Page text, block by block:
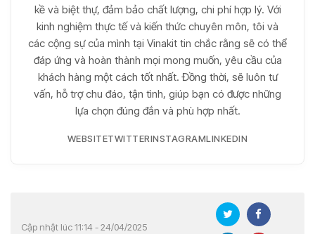
kề và biệt thự, đảm bảo chất lượng, chi phí hợp lý. Với
kinh nghiệm thực tế và kiến thức chuyên môn, tôi và
các cộng sự của mình tại Vinakit tin chắc rằng sẽ có thể
đáp ứng và hoàn thành mọi mong muốn, yêu cầu của
khách hàng một cách tốt nhất. Đồng thời, sẽ luôn tư
vấn, hỗ trợ chu đáo, tận tình, giúp bạn có được những
lựa chọn đúng đắn và phù hợp nhất.
WEBSITETWITTERINSTAGRAMLINKEDIN
Cập nhật lúc 11:14 - 24/04/2025